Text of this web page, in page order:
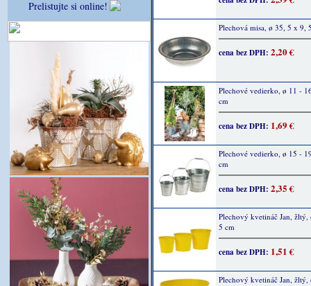
Prelistujte si online!
Plechová misa, ø 35, 5 x 9,
cena bez DPH: 2,20 €
Plechové vedierko, ø 11 -
cm
cena bez DPH: 1,69 €
Plechové vedierko, ø 15 -
cm
cena bez DPH: 2,35 €
Plechový kvetináč Jan,
5 cm
cena bez DPH: 1,51 €
Plechový kvetináč Jan, žltý,